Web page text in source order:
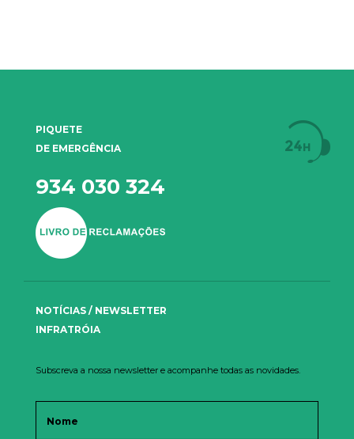
PIQUETE
DE EMERGÊNCIA
934 030 324
NOTÍCIAS / NEWSLETTER
INFRATRÓIA
Subscreva a nossa newsletter e acompanhe todas as novidades.